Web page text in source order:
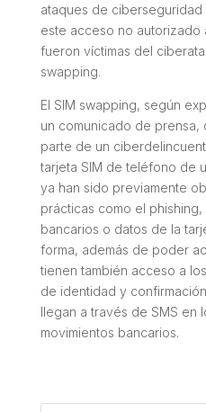
ataques de
este acceso no autorizado
fueron víctimas del
swapping.
El SIM swapping, según
un comunicado de
parte de un
tarjeta SIM de teléfono de
ya han sido previamente
prácticas como el
bancarios o datos de la
forma, además de poder
tienen también acceso a
de identidad y
llegan a través de SMS en
movimientos bancarios.